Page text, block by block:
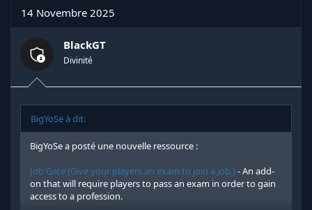
This addon is designed to allow your players to take an exam
for each profession.
You will have the ability to create your own custom
questionnaires for each profession you wish to offer.
Any suggestions are welcome to improve the addon and
unique design, specially crafted for you and your players.
Feel free to share your feedback to continue evolving this
addon according to your needs...
14 Novembre 2025
BlackGT
Divinité
BigYoSe à dit:
BigYoSe a posté une nouvelle ressource :
Job Gate (Give your players an exam to join a job.)- An add-
on that will require players to pass an exam in order to gain
access to a profession.